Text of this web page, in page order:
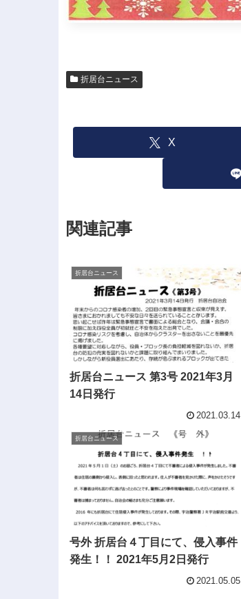
折居台ニュース
X
関連記事
折居台ニュース
折居台ニュース 第3号 2021年3月
14日発行
2021.03.14
折居台ニュース
号外 折居台４丁目にて、侵入事件
発生！！ 2021年5月2日発行
2021.05.05